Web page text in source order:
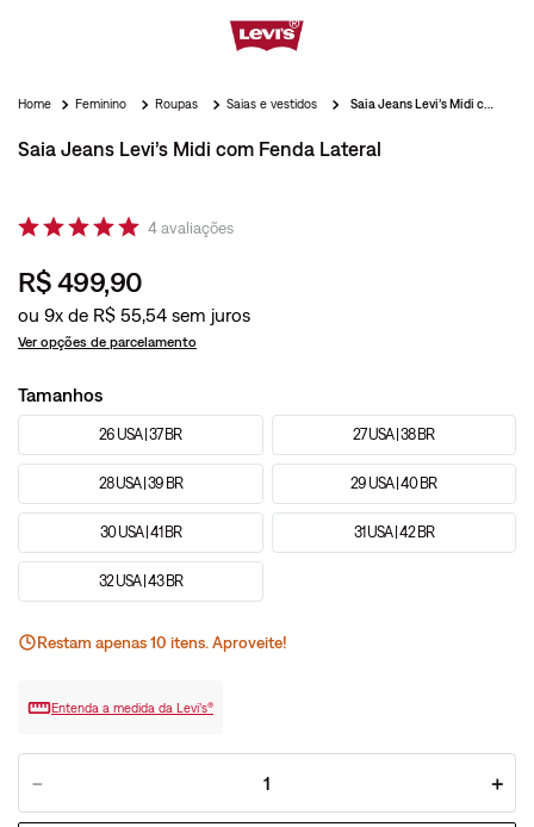
Feminino Roupas Saias e vestidos
Saia Jeans Levi’s Midi com Fenda Lateral
4avaliações
R$499,90
ou 9x de R$ 55,54
Ver opções de parcelamento
Tamanhos
26 USA | 37 BR 27 USA | 38 BR
28 USA | 39 BR 29 USA | 40 BR
30 USA | 41 BR 31 USA | 42 BR
32 USA | 43 BR
Restam apenas10 itens. Aproveite!
Entenda a medida da Levi’s®
＋
－